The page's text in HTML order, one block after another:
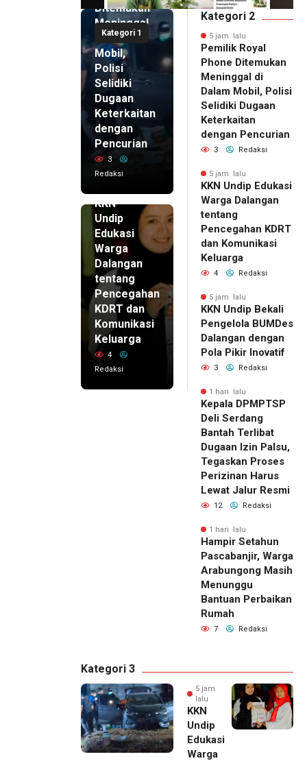
Kategori 1
Ditemukan
Meninggal
di Dalam
Mobil,
Polisi
Selidiki
Dugaan
Keterkaitan
dengan
Pencurian
3
Redaksi
KKN
Undip
Edukasi
Warga
Dalangan
tentang
Pencegahan
KDRT dan
Komunikasi
Keluarga
4
Redaksi
Kategori 2
5 jam lalu
Pemilik Royal
Phone Ditemukan
Meninggal di
Dalam Mobil, Polisi
Selidiki Dugaan
Keterkaitan
dengan Pencurian
3 Redaksi
5 jam lalu
KKN Undip Edukasi
Warga Dalangan
tentang
Pencegahan KDRT
dan Komunikasi
Keluarga
4 Redaksi
5 jam lalu
KKN Undip Bekali
Pengelola BUMDes
Dalangan dengan
Pola Pikir Inovatif
3 Redaksi
1 hari lalu
Kepala DPMPTSP
Deli Serdang
Bantah Terlibat
Dugaan Izin Palsu,
Tegaskan Proses
Perizinan Harus
Lewat Jalur Resmi
12 Redaksi
1 hari lalu
Hampir Setahun
Pascabanjir, Warga
Arabungong Masih
Menunggu
Bantuan Perbaikan
Rumah
7 Redaksi
Kategori 3
5 jam
lalu
KKN
Undip
Edukasi
Warga